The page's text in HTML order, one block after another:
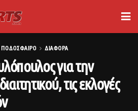
ΠΟΔΟΣΦΑΙΡΟ ΔΙΑΦΟΡΑ
για την
τις εκλογές